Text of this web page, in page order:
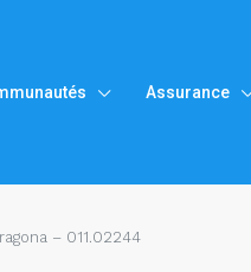
Assurance
– 011.02244